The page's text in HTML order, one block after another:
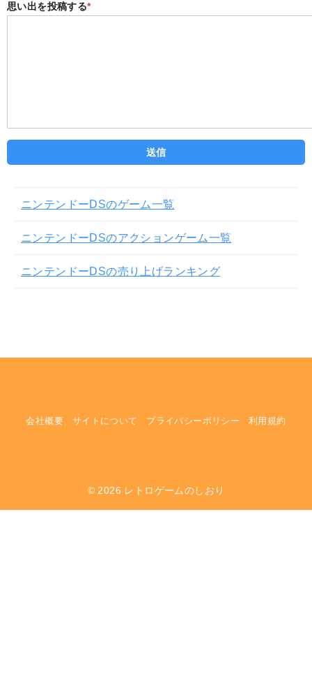
思い出を投稿する*
ニンテンドーDSのゲーム一覧
ニンテンドーDSのアクションゲーム一覧
ニンテンドーDSの売り上げランキング
会社概要 サイトについて プライバシーポリシー 利用規約
© 2026 レトロゲームのしおり